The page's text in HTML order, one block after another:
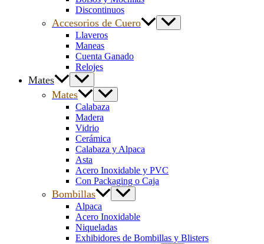
Discontinuos
Accesorios de Cuero
Llaveros
Maneas
Cuenta Ganado
Relojes
Mates
Mates
Calabaza
Madera
Vidrio
Cerámica
Calabaza y Alpaca
Asta
Acero Inoxidable y PVC
Con Packaging o Caja
Bombillas
Alpaca
Acero Inoxidable
Niqueladas
Exhibidores de Bombillas y Blisters